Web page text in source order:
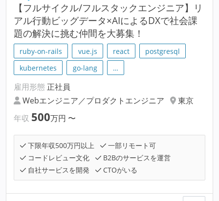
【フルサイクル/フルスタックエンジニア】リ
アル行動ビッグデータ×AIによるDXで社会課
題の解決に挑む仲間を大募集！
ruby-on-rails vue.js react
postgresql
kubernetes
go-lang …
雇用形態 正社員
Webエンジニア／プロダクトエンジニア
東京
年収 500万円 〜
下限年収500万円以上
一部リモート可
コードレビュー文化
B2Bのサービスを運営
自社サービスを開発
CTOがいる